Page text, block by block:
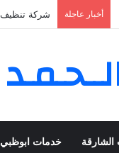
أخبار عاجلة شركة تنظيف كنب في
خدمات ابوظبي